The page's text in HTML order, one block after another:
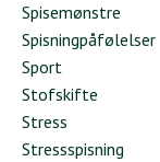
Spisemønstre
Spisningpåfølelser
Sport
Stofskifte
Stress
Stressspisning